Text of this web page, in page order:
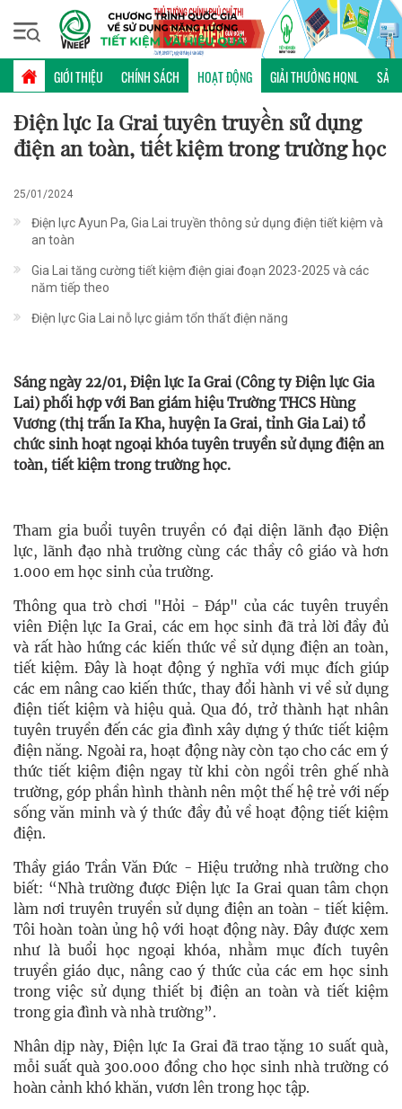
GIỚI THIỆU CHÍNH SÁCH HOẠT ĐỘNG GIẢI THƯỞNG HQNL SẢN
Thứ năm, 06/08/2026 | 10:10 GMT+7
HOẠT ĐỘNG
Điện lực Ia Grai tuyên truyền sử dụng
điện an toàn, tiết kiệm trong trường học
25/01/2024
Điện lực Ayun Pa, Gia Lai truyền thông sử dụng điện tiết kiệm và
an toàn
Gia Lai tăng cường tiết kiệm điện giai đoạn 2023-2025 và các
năm tiếp theo
Điện lực Gia Lai nỗ lực giảm tổn thất điện năng
Sáng ngày 22/01, Điện lực Ia Grai (Công ty Điện lực Gia
Lai) phối hợp với Ban giám hiệu Trường THCS Hùng
Vương (thị trấn Ia Kha, huyện Ia Grai, tỉnh Gia Lai) tổ
chức sinh hoạt ngoại khóa tuyên truyền sử dụng điện an
toàn, tiết kiệm trong trường học.
Tham gia buổi tuyên truyền có đại diện lãnh đạo Điện
lực, lãnh đạo nhà trường cùng các thầy cô giáo và hơn
1.000 em học sinh của trường.
Thông qua trò chơi "Hỏi - Đáp" của các tuyên truyền
viên Điện lực Ia Grai, các em học sinh đã trả lời đầy đủ
và rất hào hứng các kiến thức về sử dụng điện an toàn,
tiết kiệm. Đây là hoạt động ý nghĩa với mục đích giúp
các em nâng cao kiến thức, thay đổi hành vi về sử dụng
điện tiết kiệm và hiệu quả. Qua đó, trở thành hạt nhân
tuyên truyền đến các gia đình xây dựng ý thức tiết kiệm
điện năng. Ngoài ra, hoạt động này còn tạo cho các em ý
thức tiết kiệm điện ngay từ khi còn ngồi trên ghế nhà
trường, góp phần hình thành nên một thế hệ trẻ với nếp
sống văn minh và ý thức đầy đủ về hoạt động tiết kiệm
điện.
Thầy giáo Trần Văn Đức - Hiệu trưởng nhà trường cho
biết: “Nhà trường được Điện lực Ia Grai quan tâm chọn
làm nơi truyên truyền sử dụng điện an toàn - tiết kiệm.
Tôi hoàn toàn ủng hộ với hoạt động này. Đây được xem
như là buổi học ngoại khóa, nhằm mục đích tuyên
truyền giáo dục, nâng cao ý thức của các em học sinh
trong việc sử dụng thiết bị điện an toàn và tiết kiệm
trong gia đình và nhà trường”.
Nhân dịp này, Điện lực Ia Grai đã trao tặng 10 suất quà,
mỗi suất quà 300.000 đồng cho học sinh nhà trường có
hoàn cảnh khó khăn, vươn lên trong học tập.